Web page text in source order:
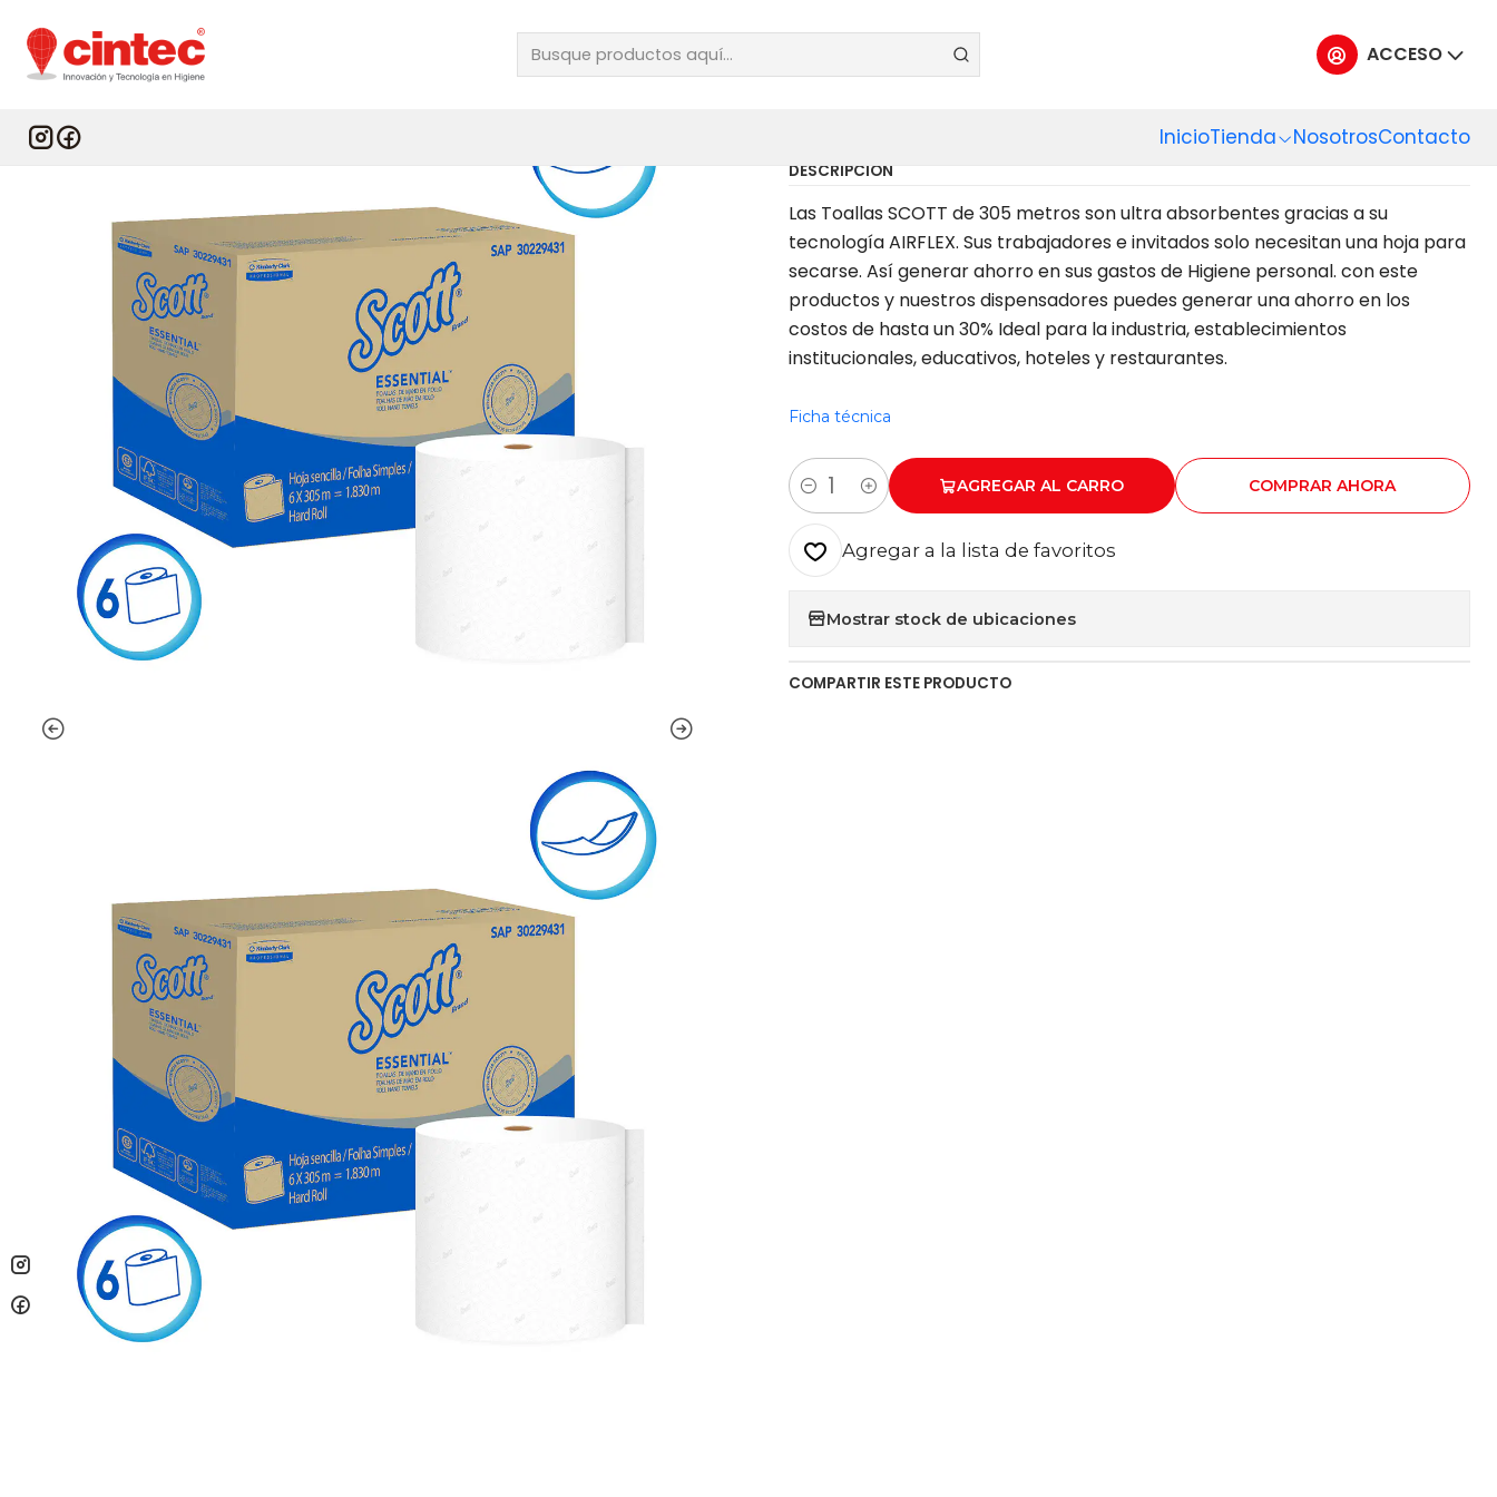
ACCESO
InicioTienda NosotrosContacto
TOALLA PAPEL JUMBO SCOTT
AIRFLEX 305 MT X 6 UN
DESCRIPCIÓN
Las Toallas SCOTT de 305 metros son ultra absorbentes gracias a su
tecnología AIRFLEX. Sus trabajadores e invitados solo necesitan una hoja para
secarse. Así generar ahorro en sus gastos de Higiene personal. con este
productos y nuestros dispensadores puedes generar una ahorro en los
costos de hasta un 30% Ideal para la industria, establecimientos
institucionales, educativos, hoteles y restaurantes.
Ficha técnica
Cantidad
AGREGAR AL CARRO COMPRAR AHORA
Agregar a la lista de favoritos
Mostrar stock de ubicaciones
COMPARTIR ESTE PRODUCTO